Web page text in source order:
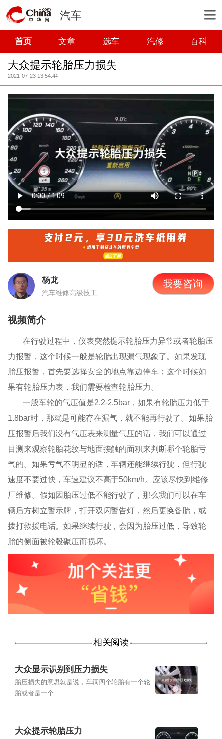
汽车
首页 文章 选车 汽修 百科
大众提示轮胎压力损失
2021-07-23 13:54:44
杨龙
汽车维修高级技工
我要咨询
视频简介
在行驶过程中，仪表突然提示轮胎压力异常或者轮胎压
力报警，这个时候一般是轮胎出现漏气现象了。如果发现
胎压报警，首先要选择安全的地点靠边停车；这个时候如
果有轮胎压力表，我们需要检查轮胎压力。
一般车轮的气压值是2.2-2.5bar，如果有轮胎压力低于
1.8bar时，那就是可能存在漏气，就不能再行驶了。如果胎
压报警后我们没有气压表来测量气压的话，我们可以通过
目测来观察轮胎花纹与地面接触的面积来判断哪个轮胎亏
气的。如果亏气不明显的话，车辆还能继续行驶，但行驶
速度不要过快，车速建议不高于50km/h。应该尽快到维修
厂维修。假如因胎压过低不能行驶了，那么我们可以在车
辆后方树立警示牌，打开双闪警告灯，然后更换备胎，或
拨打救援电话。如果继续行驶，会因为胎压过低，导致轮
胎的侧面被轮毂碾压而损坏。
相关阅读
大众显示识别到压力损失
胎压损失的意思就是说，车辆四个轮胎有一个轮
胎或者是一个...
大众提示轮胎压力